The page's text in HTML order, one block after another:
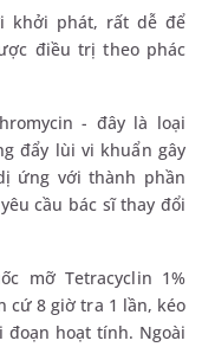
khởi phát, rất dễ để
điều trị theo phác
- đây là loại
đẩy lùi vi khuẩn gây
ứng với thành phần
cầu bác sĩ thay đổi
mỡ Tetracyclin 1%
cứ 8 giờ tra 1 lần, kéo
hoạt tính. Ngoài